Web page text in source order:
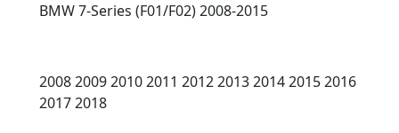
BMW 7-Series (F01/F02) 2008-2015
2008 2009 2010 2011 2012 2013 2014 2015 2016
2017 2018